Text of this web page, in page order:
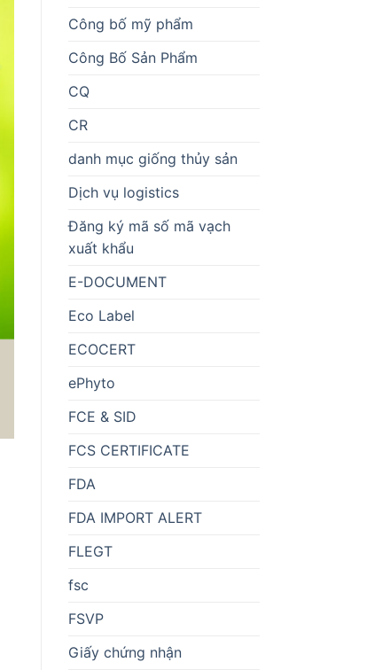
Công bố mỹ phẩm
Công Bố Sản Phẩm
CQ
CR
danh mục giống thủy sản
Dịch vụ logistics
Đăng ký mã số mã vạch
xuất khẩu
E-DOCUMENT
Eco Label
ECOCERT
ePhyto
FCE & SID
FCS CERTIFICATE
FDA
FDA IMPORT ALERT
FLEGT
fsc
FSVP
Giấy chứng nhận